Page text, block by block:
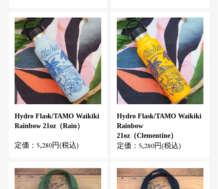
Hydro Flask/TAMO Waikiki
Rainbow 21oz（Rain）
定価：5,280円(税込)
Hydro Flask/TAMO Waikiki
Rainbow
21oz（Clementine）
定価：5,280円(税込)